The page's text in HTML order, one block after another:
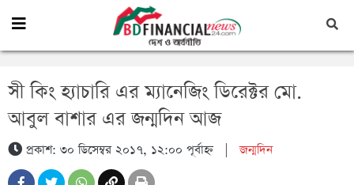
সী কিং হ্যাচারি এর ম্যানেজিং ডিরেক্টর মো.
আবুল বাশার এর জন্মদিন আজ
প্রকাশ: ৩০ ডিসেম্বর ২০১৭, ১২:০০ পূর্বাহ্ন|জন্মদিন